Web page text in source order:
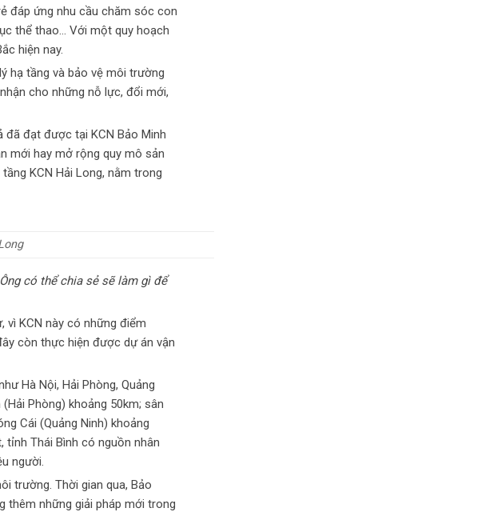
đáp ứng nhu cầu chăm sóc con
thể thao… Với một quy hoạch
hiện nay.
hạ tầng và bảo vệ môi trường
cho những nỗ lực, đổi mới,
đã đạt được tại KCN Bảo Minh
mới hay mở rộng quy mô sản
KCN Hải Long, nằm trong
có thể chia sẻ sẽ làm gì để
vì KCN này có những điểm
còn thực hiện được dự án vận
Hà Nội, Hải Phòng, Quảng
Phòng) khoảng 50km; sân
Cái (Quảng Ninh) khoảng
tỉnh Thái Bình có nguồn nhân
người.
trường. Thời gian qua, Bảo
thêm những giải pháp mới trong